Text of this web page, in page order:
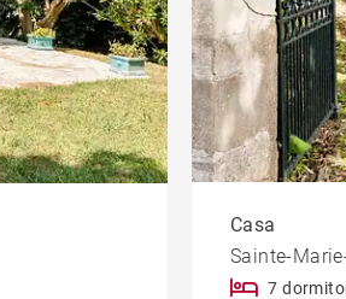
Plage à pied
Casa en campo
Casa
Sainte-
7